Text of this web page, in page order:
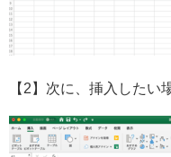
【2】次に、挿入したい